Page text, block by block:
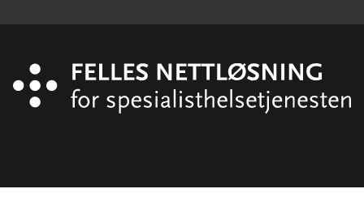
Organisasjon